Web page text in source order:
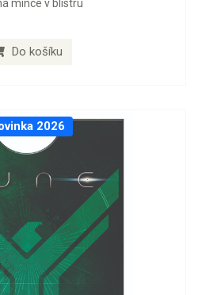
mince v blistru
Do košíku
2026